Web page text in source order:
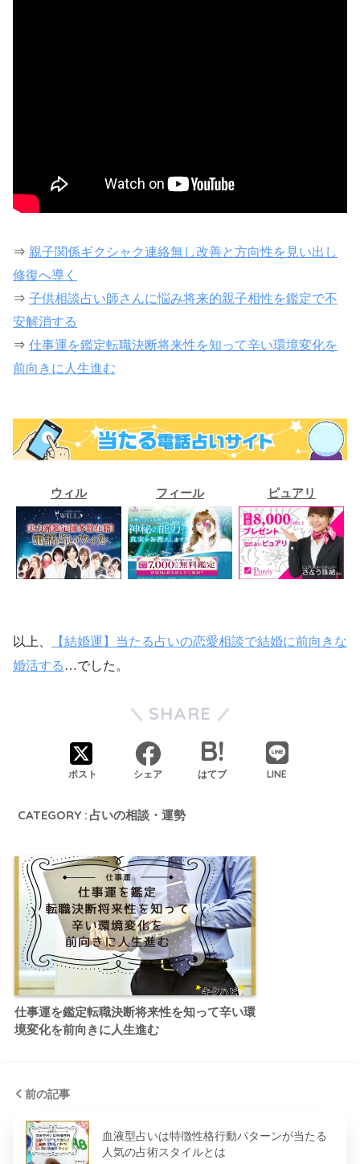
⇒ 親子関係ギクシャク連絡無し改善と方向性を見い出し
修復へ導く
⇒ 子供相談占い師さんに悩み将来的親子相性を鑑定で不
安解消する
⇒ 仕事運を鑑定転職決断将来性を知って辛い環境変化を
前向きに人生進む
ウィル フィール ピュアリ
以上、
【結婚運】当たる占いの恋愛相談で結婚に前向きな
婚活する…でした。
SHARE
ポスト シェア はてブ LINE
CATEGORY : 占いの相談・運勢
仕事運を鑑定転職決断将来性を知って辛い環
境変化を前向きに人生進む
前の記事
血液型占いは特徴性格行動パターンが当たる
人気の占術スタイルとは